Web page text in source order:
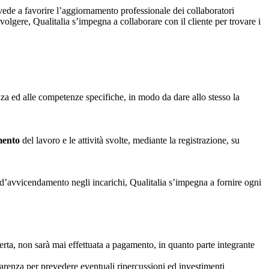
a favorire l’aggiornamento professionale dei collaboratori
Qualitalia s’impegna a collaborare con il cliente per trovare i
ed alle competenze specifiche, in modo da dare allo stesso la
del lavoro e le attività svolte, mediante la registrazione, su
negli incarichi, Qualitalia s’impegna a fornire ogni
non sarà mai effettuata a pagamento, in quanto parte integrante
per prevedere eventuali ripercussioni ed investimenti